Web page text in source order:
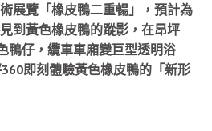
展覽「橡皮鴨二重暢」，預計為
到黃色橡皮鴨的蹤影，在昂坪
鴨仔，纜車車廂變巨型透明浴
即刻體驗黃色橡皮鴨的「新形